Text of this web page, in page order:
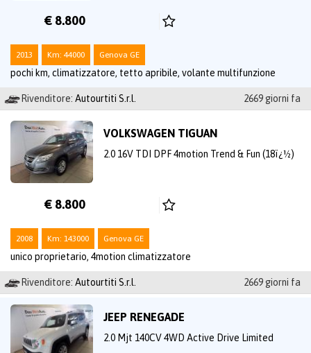
€ 8.800
2013 Km: 44000 Genova GE
pochi km, climatizzatore, tetto apribile, volante multifunzione
Rivenditore: Autourtiti S.r.l. 2669 giorni fa
VOLKSWAGEN TIGUAN
2.0 16V TDI DPF 4motion Trend & Fun (18ï¿½)
€ 8.800
2008 Km: 143000 Genova GE
unico proprietario, 4motion climatizzatore
Rivenditore: Autourtiti S.r.l. 2669 giorni fa
JEEP RENEGADE
2.0 Mjt 140CV 4WD Active Drive Limited